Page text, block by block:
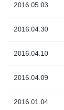
2016.05.03
2016.04.30
2016.04.10
2016.04.09
2016.01.04